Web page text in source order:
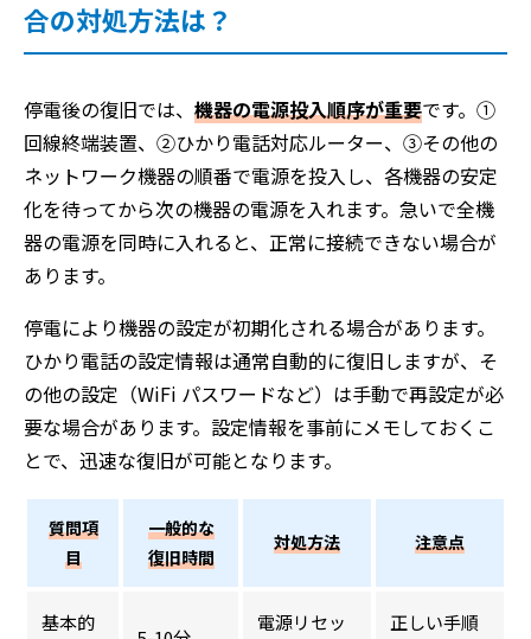
合の対処方法は？
停電後の復旧では、 機器の電源投入順序が重要です。①
回線終端装置、②ひかり電話対応ルーター、③その他の
ネットワーク機器の順番で電源を投入し、各機器の安定
化を待ってから次の機器の電源を入れます。急いで全機
器の電源を同時に入れると、正常に接続できない場合が
あります。
停電により機器の設定が初期化される場合があります。
ひかり電話の設定情報は通常自動的に復旧しますが、そ
の他の設定（WiFi パスワードなど）は手動で再設定が必
要な場合があります。設定情報を事前にメモしておくこ
とで、迅速な復旧が可能となります。
質問項
目
一般的な
復旧時間
対処方法 注意点
基本的
電源リセッ
正しい手順